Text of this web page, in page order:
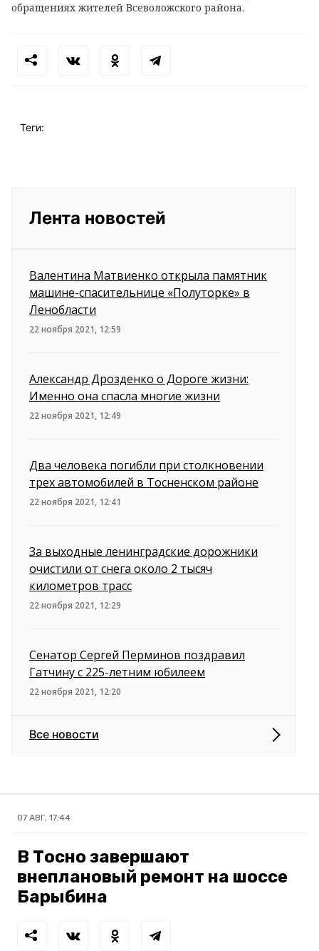
обращениях жителей Всеволожского района.
Теги:
Лента новостей
Валентина Матвиенко открыла памятник
машине-спасительнице «Полуторке» в
Ленобласти
22 ноября 2021, 12:59
Александр Дрозденко о Дороге жизни:
Именно она спасла многие жизни
22 ноября 2021, 12:49
Два человека погибли при столкновении
трех автомобилей в Тосненском районе
22 ноября 2021, 12:41
За выходные ленинградские дорожники
очистили от снега около 2 тысяч
километров трасс
22 ноября 2021, 12:29
Сенатор Сергей Перминов поздравил
Гатчину с 225-летним юбилеем
22 ноября 2021, 12:20
Все новости
07 АВГ, 17:44
В Тосно завершают
внеплановый ремонт на шоссе
Барыбина